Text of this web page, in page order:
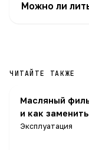
пробках
Можно ли
ЧИТАЙТЕ ТАКЖЕ
Масляный
и как заменить
Эксплуатация